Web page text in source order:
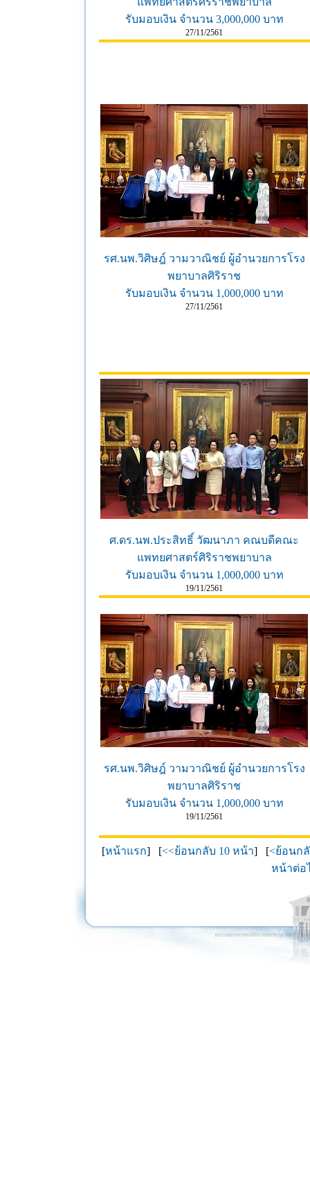
รับมอบเงิน จำนวน 3,000,000 บาท
27/11/2561
รศ.นพ.วิศิษฎ์ วามวาณิชย์ ผู้อำนวยการโรง
พยาบาลศิริราช
รับมอบเงิน จำนวน 1,000,000 บาท
27/11/2561
ศ.ดร.นพ.ประสิทธิ์ วัฒนาภา คณบดีคณะ
แพทยศาสตร์ศิริราชพยาบาล
รับมอบเงิน จำนวน 1,000,000 บาท
19/11/2561
รศ.นพ.วิศิษฎ์ วามวาณิชย์ ผู้อำนวยการโรง
พยาบาลศิริราช
รับมอบเงิน จำนวน 1,000,000 บาท
19/11/2561
[หน้าแรก] [<<ย้อนกลับ 10 หน้า] [<ย้อนก
หน้าต่อ